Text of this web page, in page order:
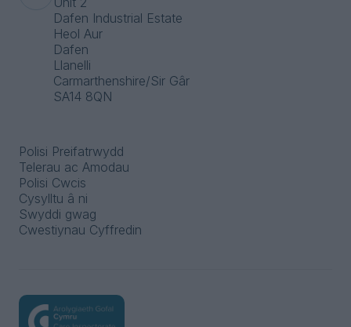
Dafen Industrial Estate
Heol Aur
Dafen
Llanelli
Carmarthenshire/Sir Gâr
SA14 8QN
Polisi Preifatrwydd
Telerau ac Amodau
Polisi Cwcis
Cysylltu â ni
Swyddi gwag
Cwestiynau Cyffredin